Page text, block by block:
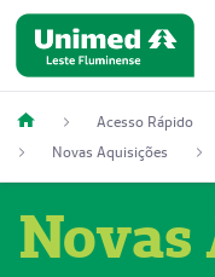
Acesso Rápido
Novas Aquisições
Novas